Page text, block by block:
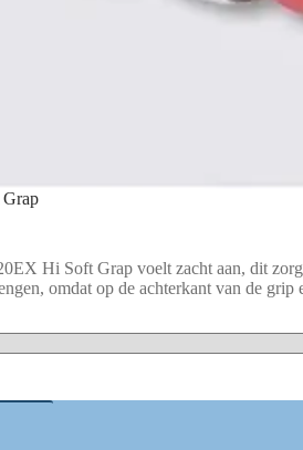
Hi Soft Grap voelt zacht aan, dit
omdat op de achterkant van de